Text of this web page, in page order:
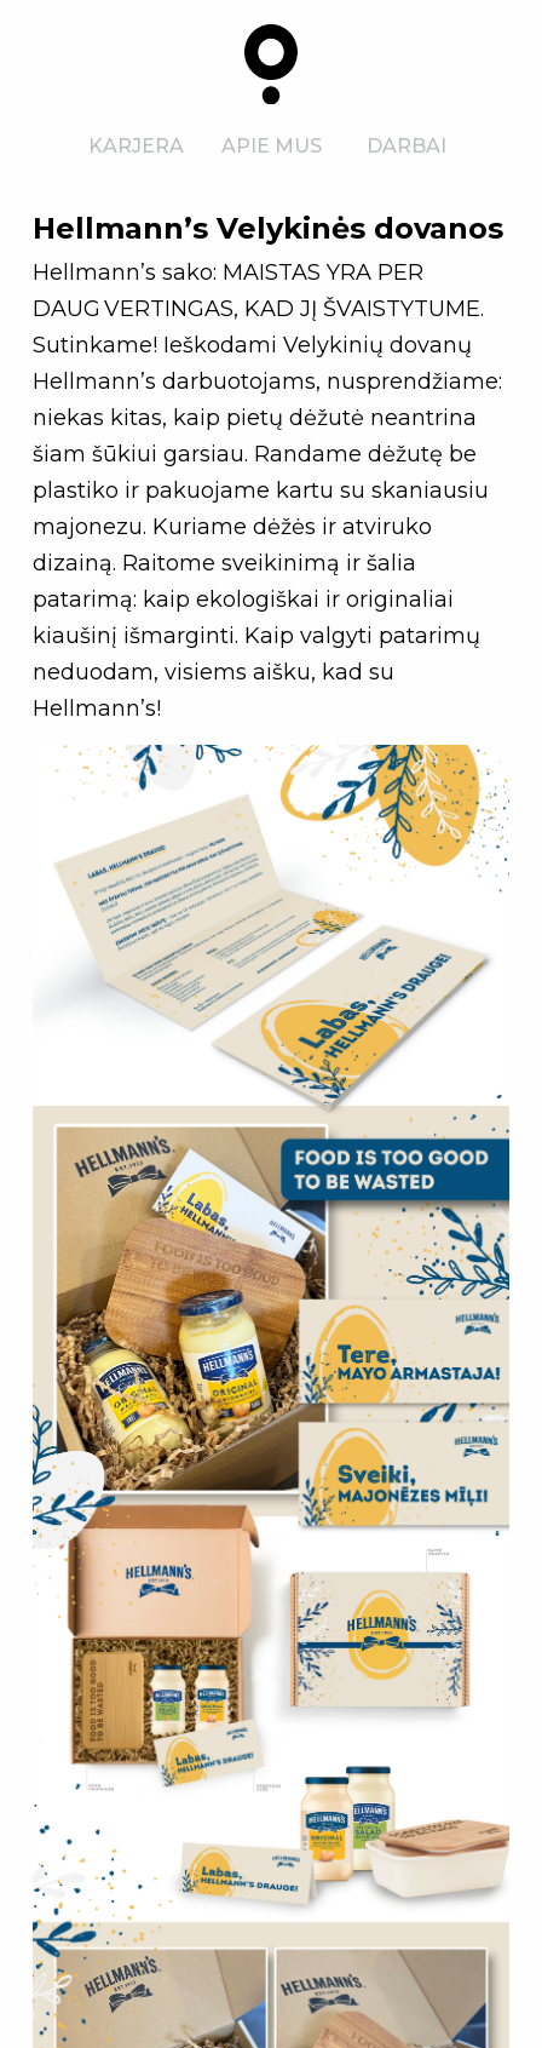
KARJERA APIE MUS DARBAI
Hellmann’s Velykinės dovanos
Hellmann’s sako: MAISTAS YRA PER
DAUG VERTINGAS, KAD JĮ ŠVAISTYTUME.
Sutinkame! Ieškodami Velykinių dovanų
Hellmann’s darbuotojams, nusprendžiame:
niekas kitas, kaip pietų dėžutė neantrina
šiam šūkiui garsiau. Randame dėžutę be
plastiko ir pakuojame kartu su skaniausiu
majonezu. Kuriame dėžės ir atviruko
dizainą. Raitome sveikinimą ir šalia
patarimą: kaip ekologiškai ir originaliai
kiaušinį išmarginti. Kaip valgyti patarimų
neduodam, visiems aišku, kad su
Hellmann’s!